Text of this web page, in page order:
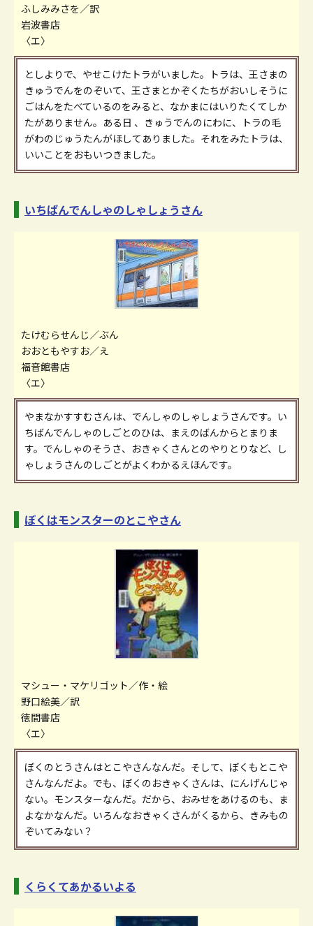
ふしみみさを／訳
岩波書店
〈エ〉
としよりで、やせこけたトラがいました。トラは、王さまの
きゅうでんをのぞいて、王さまとかぞくたちがおいしそうに
ごはんをたべているのをみると、なかまにはいりたくてしか
たがありません。ある日 、きゅうでんのにわに、トラの毛
がわのじゅうたんがほしてありました。それをみたトラは、
いいことをおもいつきました。
いちばんでんしゃのしゃしょうさん
たけむらせんじ／ぶん
おおともやすお／え
福音館書店
〈エ〉
やまなかすすむさんは、でんしゃのしゃしょうさんです。い
ちばんでんしゃのしごとのひは、まえのばんからとまりま
す。でんしゃのそうさ、おきゃくさんとのやりとりなど、し
ゃしょうさんのしごとがよくわかるえほんです。
ぼくはモンスターのとこやさん
マシュー・マケリゴット／作・絵
野口絵美／訳
徳間書店
〈エ〉
ぼくのとうさんはとこやさんなんだ。そして、ぼくもとこや
さんなんだよ。でも、ぼくのおきゃくさんは、にんげんじゃ
ない。モンスターなんだ。だから、おみせをあけるのも、ま
よなかなんだ。いろんなおきゃくさんがくるから、きみもの
ぞいてみない？
くらくてあかるいよる